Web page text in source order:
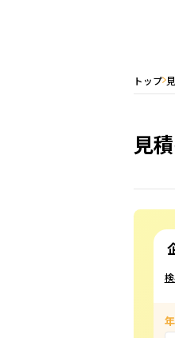
トップ
見